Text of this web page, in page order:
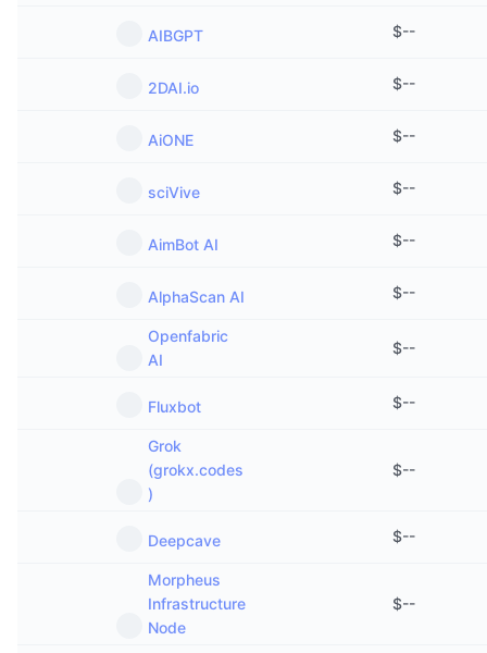
AIBGPT $--
2DAI.io $--
AiONE $--
sciVive $--
AimBot AI $--
AlphaScan AI $--
Openfabric
AI
$--
Fluxbot $--
Grok
(grokx.codes
)
$--
Deepcave $--
Morpheus
Infrastructure
Node
$--